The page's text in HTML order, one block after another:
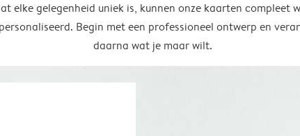
elke gelegenheid uniek is, kunnen onze kaarten compleet
Begin met een professioneel ontwerp en
daarna wat je maar wilt.